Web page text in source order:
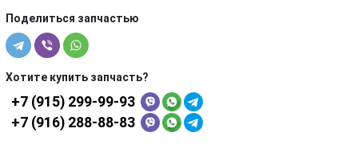
Поделиться запчастью
Хотите купить запчасть?
+7 (915) 299-99-93
+7 (916) 288-88-83